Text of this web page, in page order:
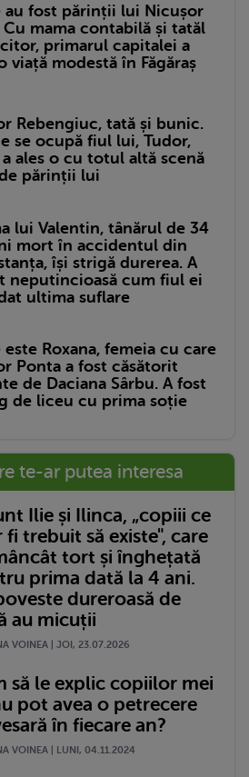
au fost părinții lui Nicușor
Cu mama contabilă și tatăl
primarul capitalei a
viață modestă în Făgăraș
Rebengiuc, tată și bunic.
se ocupă fiul lui, Tudor,
ales o cu totul altă scenă
părinții lui
lui Valentin, tânărul de 34
mort în accidentul din
își strigă durerea. A
neputincioasă cum fiul ei
ultima suflare
este Roxana, femeia cu care
Ponta a fost căsătorit
de Daciana Sârbu. A fost
de liceu cu prima soție
te-ar putea interesa
Ilie și Ilinca, „copiii ce
fi trebuit să existe", care
tort și înghețată
prima dată la 4 ani.
dureroasă de
au micuții
VOINEA | JOI, 23.07.2026
să le explic copiilor mei
pot avea o petrecere
în fiecare an?
VOINEA | LUNI, 04.11.2024